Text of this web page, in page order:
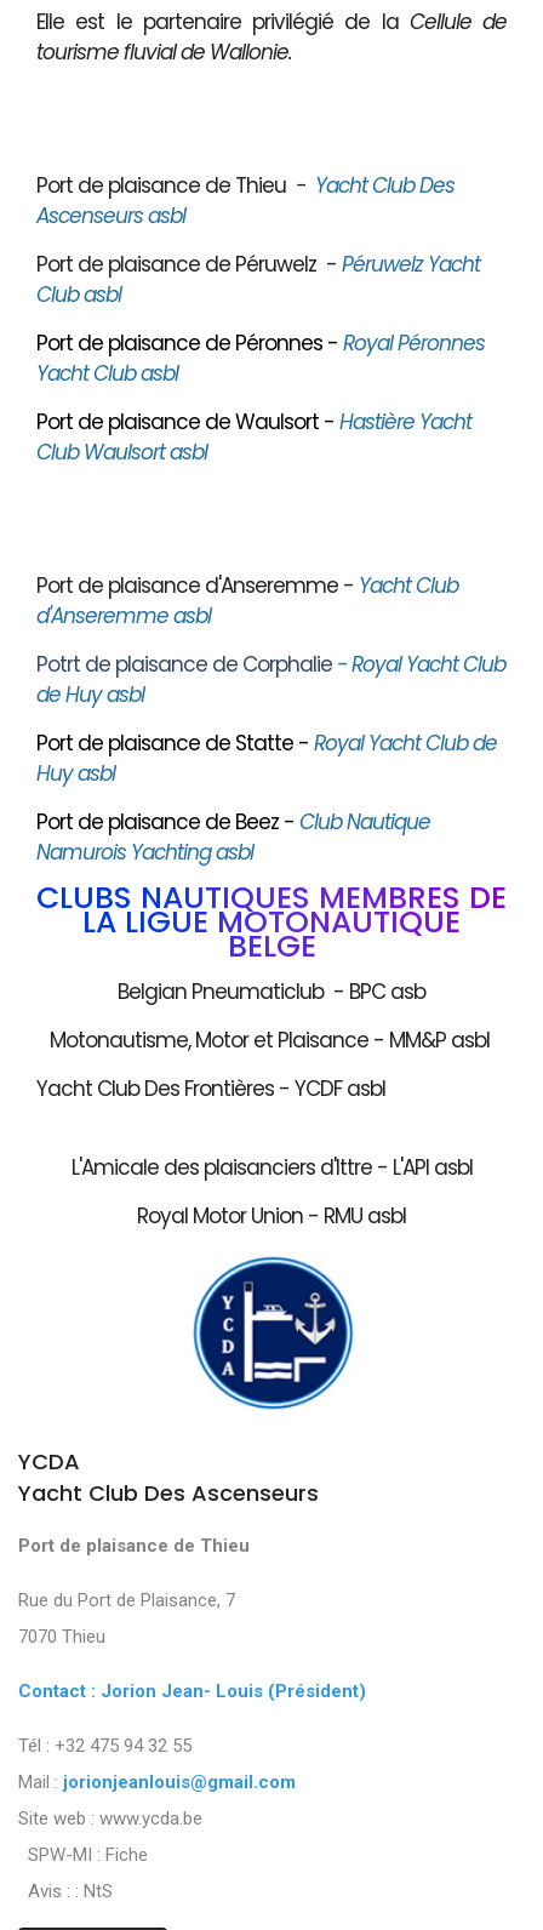
Elle est le partenaire privilégié de la Cellule de
tourisme fluvial de Wallonie.
Port de plaisance de Thieu - Yacht Club Des
Ascenseurs asbl
Port de plaisance de Péruwelz - Péruwelz Yacht
Club asbl
Port de plaisance de Péronnes - Royal Péronnes
Yacht Club asbl
Port de plaisance de Waulsort - Hastière Yacht
Club Waulsort asbl
Port de plaisance d'Anseremme - Yacht Club
d'Anseremme asbl
Potrt de plaisance de Corphalie - Royal Yacht Club
de Huy asbl
Port de plaisance de Statte - Royal Yacht Club de
Huy asbl
Port de plaisance de Beez - Club Nautique
Namurois Yachting asbl
CLUBS NAUTIQUES MEMBRES DE
LA LIGUE MOTONAUTIQUE
BELGE
Belgian Pneumaticlub - BPC asb
Motonautisme, Motor et Plaisance - MM&P asbl
Yacht Club Des Frontières - YCDF asbl
L'Amicale des plaisanciers d'Ittre - L'API asbl
Royal Motor Union - RMU asbl
YCDA
Yacht Club Des Ascenseurs
Port de plaisance de Thieu
Rue du Port de Plaisance, 7
7070 Thieu
Contact : Jorion Jean- Louis (Président)
Tél : +32 475 94 32 55
Mail : jorionjeanlouis@gmail.com
Site web : www.ycda.be
SPW-MI : Fiche
Avis : : NtS